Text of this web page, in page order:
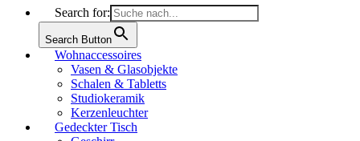
Search for:
Search Button
Wohnaccessoires
Vasen & Glasobjekte
Schalen & Tabletts
Studiokeramik
Kerzenleuchter
Gedeckter Tisch